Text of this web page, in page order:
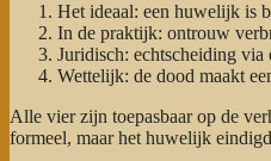
Het ideaal: een huwelijk is
In de praktijk: ontrouw
Juridisch: echtscheiding via
Wettelijk: de dood maakt
Alle vier zijn toepasbaar op de
formeel, maar het huwelijk